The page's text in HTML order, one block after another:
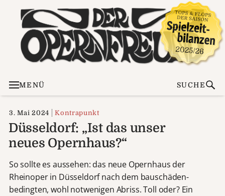
MENÜ SUCHE
3. Mai 2024 Kontrapunkt
Düsseldorf: „Ist das unser
neues Opernhaus?“
So sollte es aussehen: das neue Opernhaus der
Rheinoper in Düsseldorf nach dem bauschäden-
bedingten, wohl notwenigen Abriss. Toll oder? Ein